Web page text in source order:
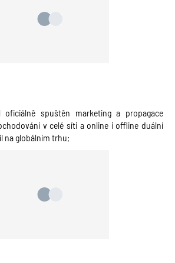
spuštěn marketing a propagace
v celé síti a online i offline duální
na globálním trhu;